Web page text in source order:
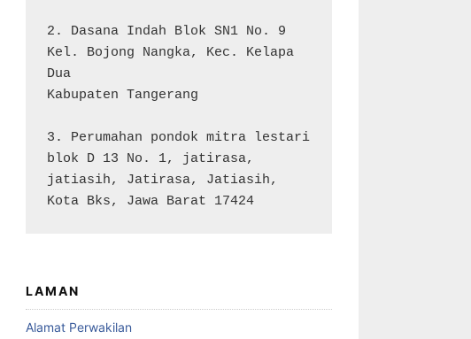
2. Dasana Indah Blok SN1 No. 9
Kel. Bojong Nangka, Kec. Kelapa
Dua
Kabupaten Tangerang
3. Perumahan pondok mitra lestari
blok D 13 No. 1, jatirasa,
jatiasih, Jatirasa, Jatiasih,
Kota Bks, Jawa Barat 17424
LAMAN
Alamat Perwakilan